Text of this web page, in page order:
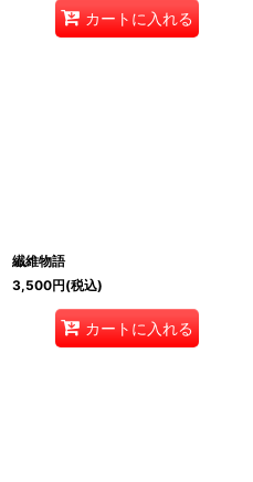
カートに入れる
纎維物語
3,500円(税込)
カートに入れる